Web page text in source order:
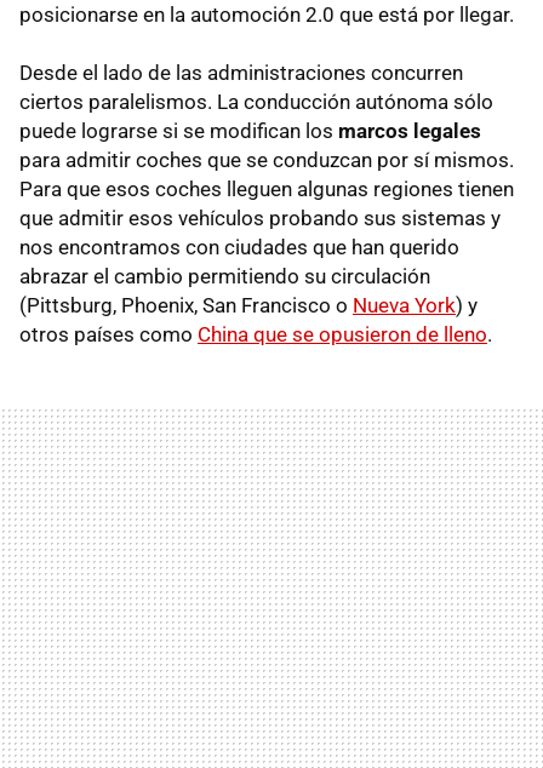
posicionarse en la automoción 2.0 que está por llegar.
Desde el lado de las administraciones concurren
ciertos paralelismos. La conducción autónoma sólo
puede lograrse si se modifican los marcos legales
para admitir coches que se conduzcan por sí mismos.
Para que esos coches lleguen algunas regiones tienen
que admitir esos vehículos probando sus sistemas y
nos encontramos con ciudades que han querido
abrazar el cambio permitiendo su circulación
(Pittsburg, Phoenix, San Francisco o Nueva York) y
otros países como China que se opusieron de lleno.